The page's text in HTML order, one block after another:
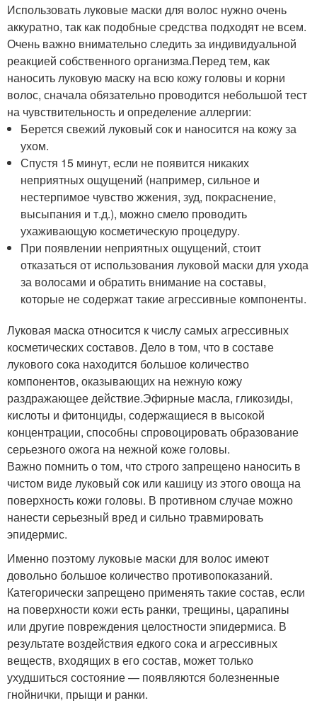
Использовать луковые маски для волос нужно очень
аккуратно, так как подобные средства подходят не всем.
Очень важно внимательно следить за индивидуальной
реакцией собственного организма.Перед тем, как
наносить луковую маску на всю кожу головы и корни
волос, сначала обязательно проводится небольшой тест
на чувствительность и определение аллергии:
Берется свежий луковый сок и наносится на кожу за
ухом.
Спустя 15 минут, если не появится никаких
неприятных ощущений (например, сильное и
нестерпимое чувство жжения, зуд, покраснение,
высыпания и т.д.), можно смело проводить
ухаживающую косметическую процедуру.
При появлении неприятных ощущений, стоит
отказаться от использования луковой маски для ухода
за волосами и обратить внимание на составы,
которые не содержат такие агрессивные компоненты.
Луковая маска относится к числу самых агрессивных
косметических составов. Дело в том, что в составе
лукового сока находится большое количество
компонентов, оказывающих на нежную кожу
раздражающее действие.Эфирные масла, гликозиды,
кислоты и фитонциды, содержащиеся в высокой
концентрации, способны спровоцировать образование
серьезного ожога на нежной коже головы.
Важно помнить о том, что строго запрещено наносить в
чистом виде луковый сок или кашицу из этого овоща на
поверхность кожи головы. В противном случае можно
нанести серьезный вред и сильно травмировать
эпидермис.
Именно поэтому луковые маски для волос имеют
довольно большое количество противопоказаний.
Категорически запрещено применять такие состав, если
на поверхности кожи есть ранки, трещины, царапины
или другие повреждения целостности эпидермиса. В
результате воздействия едкого сока и агрессивных
веществ, входящих в его состав, может только
ухудшиться состояние — появляются болезненные
гнойнички, прыщи и ранки.